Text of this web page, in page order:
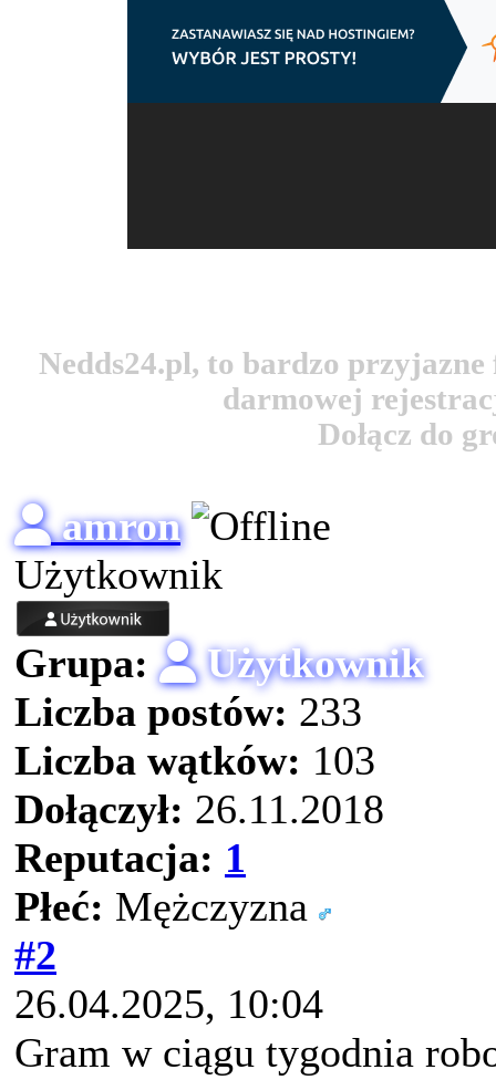
Nedds24.pl, to bardzo
darmowej
Dołącz do
amron
Użytkownik
Grupa:
Użytkownik
Liczba postów: 233
Liczba wątków: 103
Dołączył: 26.11.2018
Reputacja: 1
Płeć: Mężczyzna
#2
26.04.2025, 10:04
Gram w ciągu tygodnia